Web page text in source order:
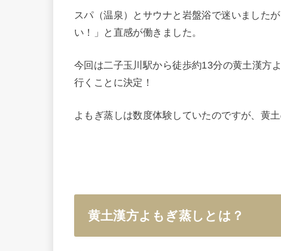
スパ（温泉）とサウナと岩盤浴で迷いました
い！」と直感が働きました。
今回は二子玉川駅から徒歩約13分の黄土漢方
行くことに決定！
よもぎ蒸しは数度体験していたのですが、黄
黄土漢方よもぎ蒸しとは？